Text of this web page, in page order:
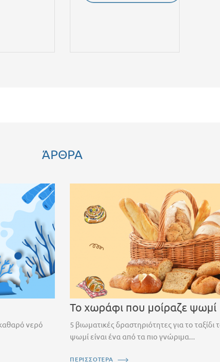
ΆΡΘΡΑ
νερό
Το χωράφι που μοίραζε ψωμί
5 βιωματικές δραστηριότητες για το
ψωμί είναι ένα από τα πιο γνώριμα...
ΠΕΡΙΣΣΟΤΕΡΑ